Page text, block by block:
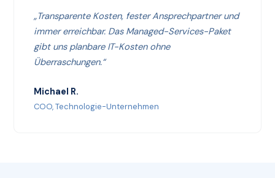
„Transparente Kosten, fester Ansprechpartner und
immer erreichbar. Das Managed-Services-Paket
gibt uns planbare IT-Kosten ohne
Überraschungen.“
Michael R.
COO, Technologie-Unternehmen